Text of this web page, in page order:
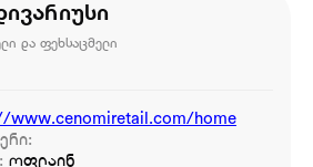
და ფეხსაცმელი
www.cenomiretail.com/home
ოფლაინ